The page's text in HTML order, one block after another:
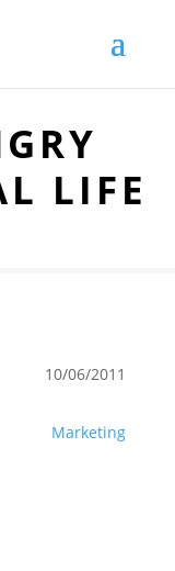
LIFE
10/06/2011
Marketing